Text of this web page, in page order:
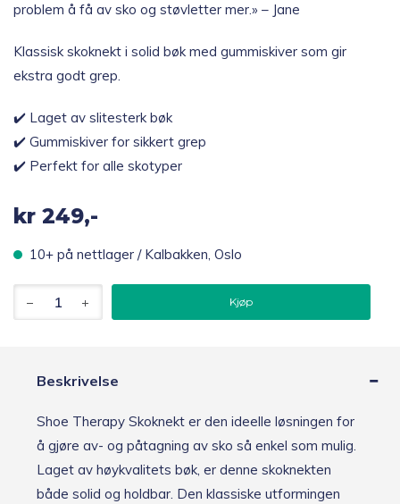
problem å få av sko og støvletter mer.» – Jane
Klassisk skoknekt i solid bøk med gummiskiver som gir
ekstra godt grep.
✔️ Laget av slitesterk bøk
✔️ Gummiskiver for sikkert grep
✔️ Perfekt for alle skotyper
kr 249,-
10+ på nettlager / Kalbakken, Oslo
Shoe
Therapy
Kjøp
Beskrivelse
Shoe Therapy Skoknekt er den ideelle løsningen for
å gjøre av- og påtagning av sko så enkel som mulig.
Laget av høykvalitets bøk, er denne skoknekten
både solid og holdbar. Den klassiske utformingen